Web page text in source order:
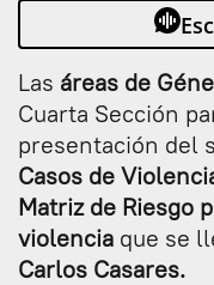
Las áreas de
Cuarta Sección
presentación del
Casos de
Matriz de Riesgo
violencia que se
Carlos Casares.